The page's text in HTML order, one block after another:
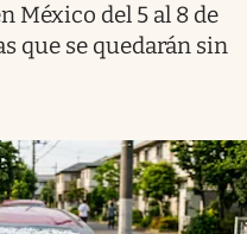
México del 5 al 8 de
que se quedarán sin